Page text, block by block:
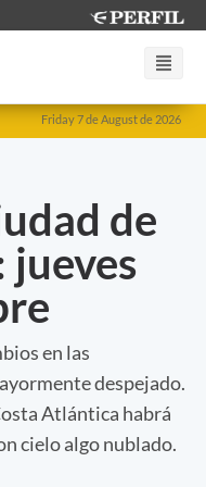
Friday 7 de August de 2026
de
jueves
en las
despejado.
Atlántica habrá
cielo algo nublado.